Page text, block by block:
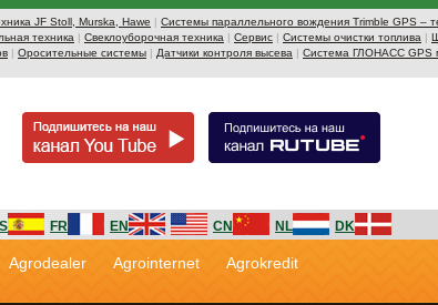
JF Stoll, Murska, Hawe | Системы параллельного вождения Trimble GPS –
техника | Свеклоуборочная техника | Сервис | Системы очистки топлива |
| Оросительные системы | Датчики контроля высева | Система ГЛОНАСС GPS
FR EN CN NL DK
Agrodealer Agrointernet Agrokredit